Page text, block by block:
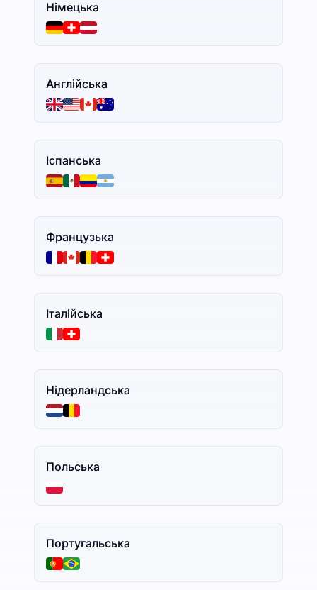
Німецька
Англійська
Іспанська
Французька
Італійська
Нідерландська
Польська
Португальська